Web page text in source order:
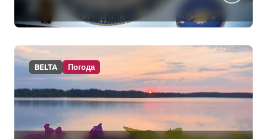
BELTA Погода